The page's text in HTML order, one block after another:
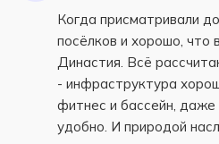
Когда присматривали
посёлков и хорошо, что
Династия. Всё
- инфраструктура
фитнес и бассейн,
удобно. И природой